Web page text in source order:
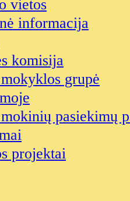
vietos
informacija
komisija
grupė
pasiekimų
projektai